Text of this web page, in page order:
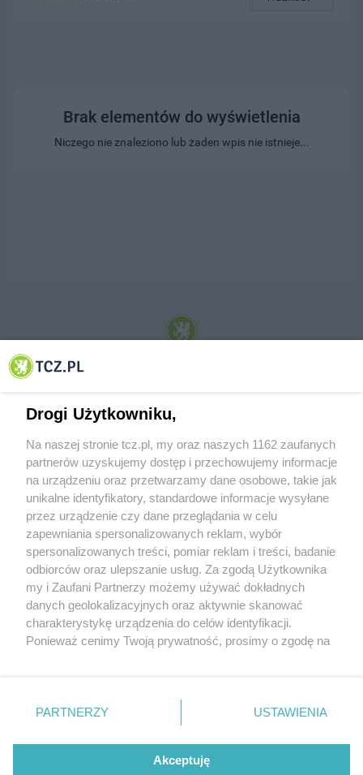
Brak elementów do wyświetlenia
Niczego nie znaleziono lub żaden wpis nie istnieje...
© 2001-2026 Tczew - TCZ.PL Sp. z o.o. Internetowy Serwis Informacyjny Miasta
O FIRMIE POLITYKA PRYWATNOŚCI HOSTING
REKLAMA WSPÓŁPRACA RSS FACEBOOK KONTAKT
Nasze serwisy
Aktualności
Tcz24
Historia miasta
Muzyka i kultura
Archiwum wydarzeń
Zdjęcia miasta
Drogi Użytkowniku,
Na naszej stronie tcz.pl, my oraz naszych 1162 zaufanych
partnerów uzyskujemy dostęp i przechowujemy informacje
na urządzeniu oraz przetwarzamy dane osobowe, takie jak
unikalne identyfikatory, standardowe informacje wysyłane
przez urządzenie czy dane przeglądania w celu
zapewniania spersonalizowanych reklam, wybór
spersonalizowanych treści, pomiar reklam i treści, badanie
odbiorców oraz ulepszanie usług. Za zgodą Użytkownika
my i Zaufani Partnerzy możemy używać dokładnych
danych geolokalizacyjnych oraz aktywnie skanować
charakterystykę urządzenia do celów identyfikacji.
Ponieważ cenimy Twoją prywatność, prosimy o zgodę na
znajdujący się w lewym dolnym rogu strony
. Niektóre
przetwarzaniu. Preferencje będą miały zastosowania tylko
PARTNERZY USTAWIENIA
Akceptuję